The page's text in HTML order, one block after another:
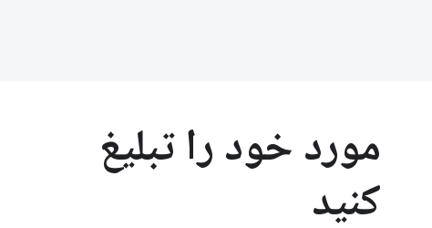
مورد خود را تبلیغ
کنید